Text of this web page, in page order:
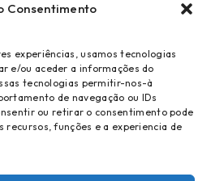
Consentimento
experiências, usamos tecnologias
e/ou aceder a informações do
tecnologias permitir-nos-à
de navegação ou IDs
ou retirar o consentimento pode
funções e a experiencia de